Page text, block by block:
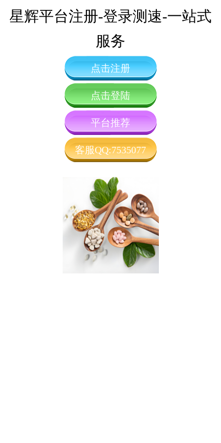
星辉平台注册-登录测速-一站式
服务
点击注册
点击登陆
平台推荐
客服QQ:7535077